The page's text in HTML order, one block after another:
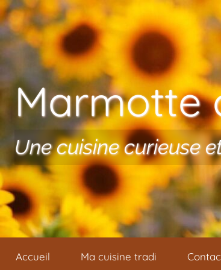
Aller au contenu
Marmotte
Une cuisine curieuse
Accueil Ma cuisine tradi